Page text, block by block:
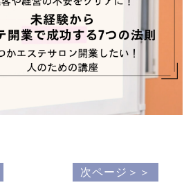
次ページ＞＞